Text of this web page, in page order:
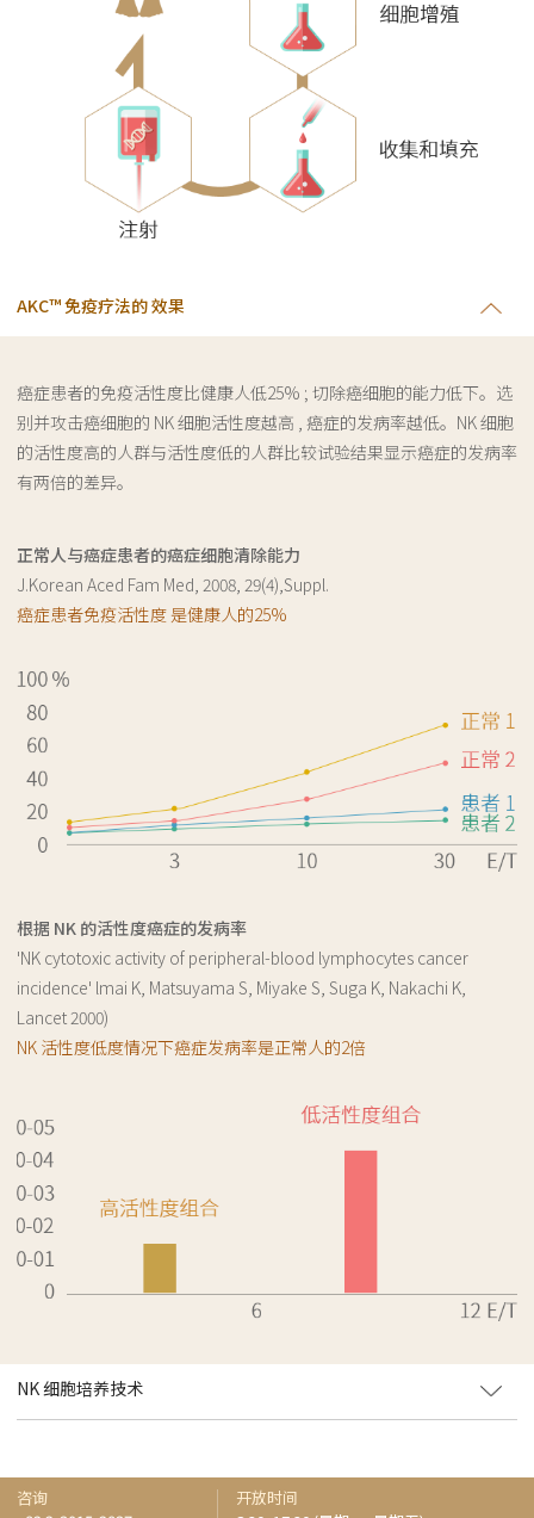
AKC™ 免疫疗法的 效果
癌症患者的免疫活性度比健康人低25% ; 切除癌细胞的能力低下。选
别并攻击癌细胞的 NK 细胞活性度越高 , 癌症的发病率越低。NK 细胞
的活性度高的人群与活性度低的人群比较试验结果显示癌症的发病率
有两倍的差异。
正常人与癌症患者的癌症细胞清除能力
J.Korean Aced Fam Med, 2008, 29(4),Suppl.
癌症患者免疫活性度 是健康人的25%
根据 NK 的活性度癌症的发病率
'NK cytotoxic activity of peripheral-blood lymphocytes cancer
incidence' lmai K, Matsuyama S, Miyake S, Suga K, Nakachi K,
Lancet 2000)
NK 活性度低度情况下癌症发病率是正常人的2倍
NK 细胞培养技术
咨询
开放时间